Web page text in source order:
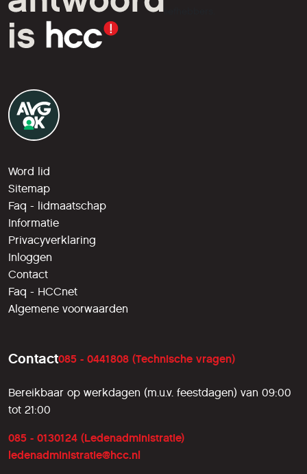
liefhebbers.
Word lid
Sitemap
Faq - lidmaatschap
Informatie
Privacyverklaring
Inloggen
Contact
Faq - HCCnet
Algemene voorwaarden
Contact085 - 0441808 (Technische vragen)
Bereikbaar op werkdagen (m.u.v. feestdagen) van 09:00
tot 21:00
085 - 0130124 (Ledenadministratie)
ledenadministratie@hcc.nl